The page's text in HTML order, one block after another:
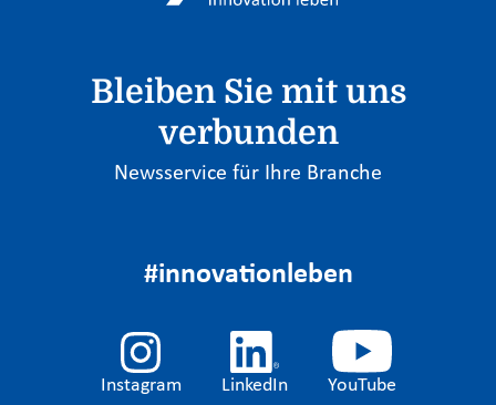
Bleiben Sie mit uns
verbunden
Newsservice für Ihre Branche
#innovationleben
Instagram LinkedIn YouTube